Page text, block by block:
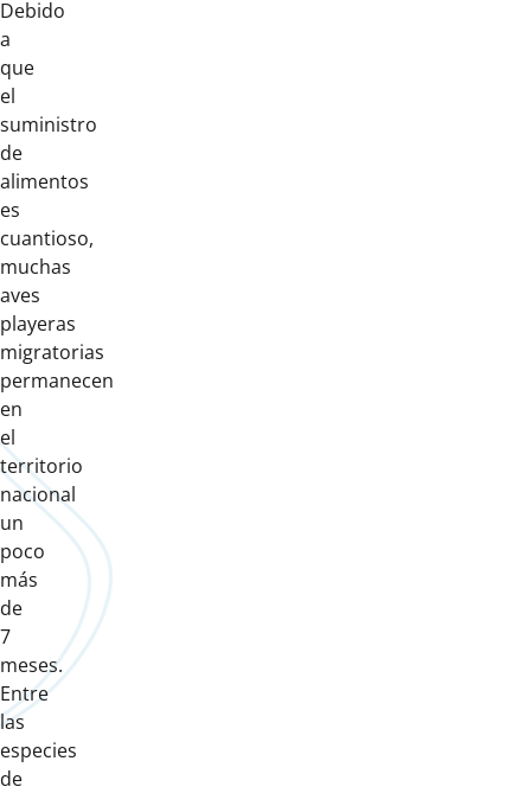
Debido
a
que
el
suministro
de
alimentos
es
cuantioso,
muchas
aves
playeras
migratorias
permanecen
en
el
territorio
nacional
un
poco
más
de
7
meses.
Entre
las
especies
de